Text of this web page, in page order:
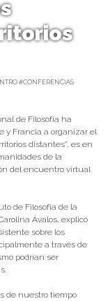
#CONFERENCIAS
de Filosofía ha
y Francia a organizar el
distantes”, es en
de la
del encuentro virtual
de Filosofía de la
Ávalos, explicó
sobre los
a través de
podrían ser
de nuestro tiempo